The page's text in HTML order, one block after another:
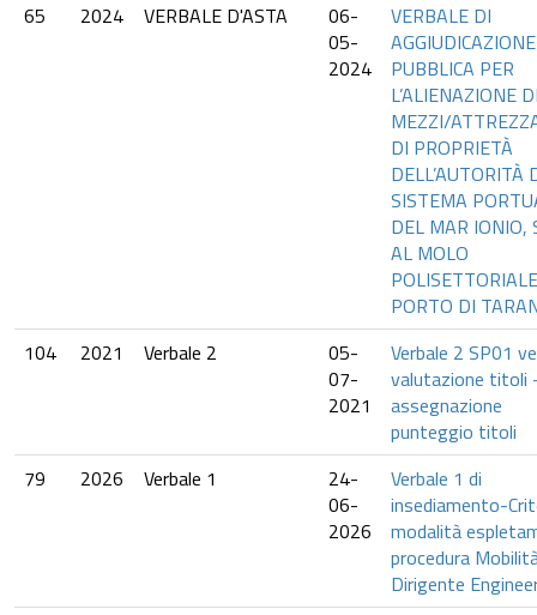
65
2024 VERBALE D'ASTA
06-
05-
2024
VERBALE DI
PUBBLICA PER
L’ALIENAZIONE
MEZZI/
DI PROPRIETÀ
DELL’AUTORITÀ
SISTEMA
DEL MAR IONIO,
AL MOLO
PORTO DI
104
2021 Verbale 2
05-
07-
2021
Verbale 2 SP01
valutazione titoli
assegnazione
punteggio titoli
79
2026 Verbale 1
24-
06-
2026
Verbale 1 di
insediamento-
modalità
procedura
Dirigente